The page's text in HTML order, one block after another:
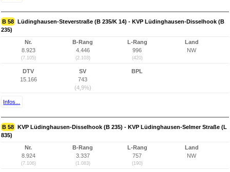
B 58 Lüdinghausen-Steverstraße (B 235/K 14) - KVP Lüdinghausen-Disselhook (B
235)
Nr.
8.923
(7.105)
B-Rang
4.446
(2.103)
L-Rang
996
(420)
Land
NW
DTV
15.166
SV
743
(4,9%)
BPL
Infos...
B 58 KVP Lüdinghausen-Disselhook (B 235) - KVP Lüdinghausen-Selmer Straße (L
835)
Nr.
8.924
(7.106)
B-Rang
3.337
(1.083)
L-Rang
757
(190)
Land
NW